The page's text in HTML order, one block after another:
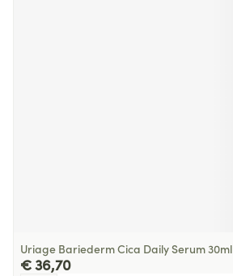
Uriage Bariederm Cica Daily Serum 30ml
€ 36,70